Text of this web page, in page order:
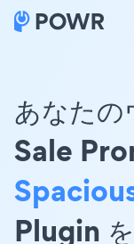
あなた
Sale
Plugin を